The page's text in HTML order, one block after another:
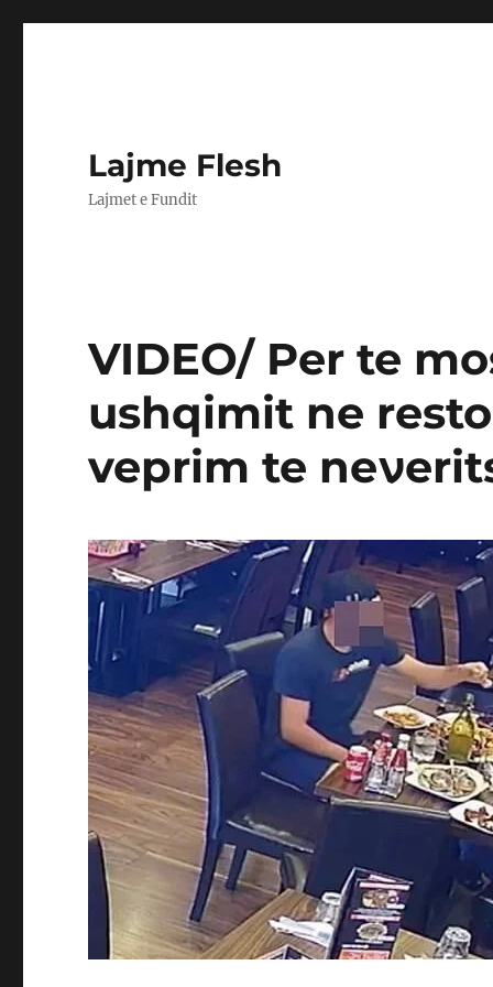
Lajme Flesh
Lajmet e Fundit
VIDEO/ Per te
ushqimit ne
veprim te